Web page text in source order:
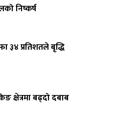
निष्कर्ष
३४ प्रतिशतले बृद्धि
क्षेत्रमा बढ्दो दबाब